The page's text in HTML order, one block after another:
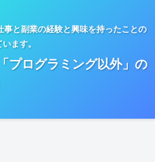
と副業の経験と興味を持ったことの
ます。
プログラミング以外」の